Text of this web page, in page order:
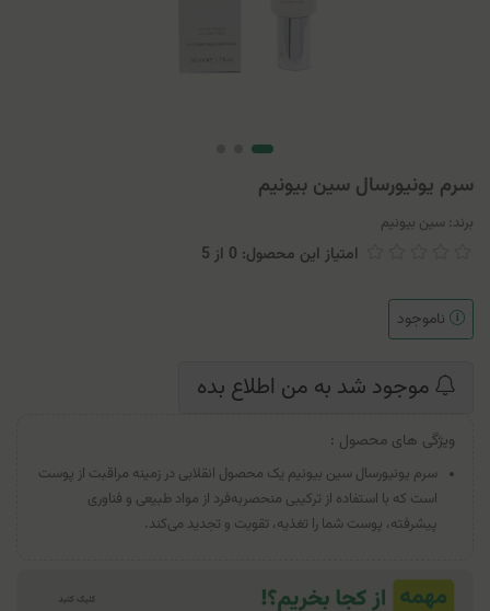
سرم يونيورسال سين بيونيم
برند: سین بیونیم
امتیاز این محصول: 0 از 5
ناموجود
موجود شد به من اطلاع بده
ویژگی های محصول :
سرم یونیورسال سین بیونیم یک محصول انقلابی در زمینه مراقبت از پوست
است که با استفاده از ترکیبی منحصربه‌فرد از مواد طبیعی و فناوری
پیشرفته، پوست شما را تغذیه، تقویت و تجدید می‌کند.